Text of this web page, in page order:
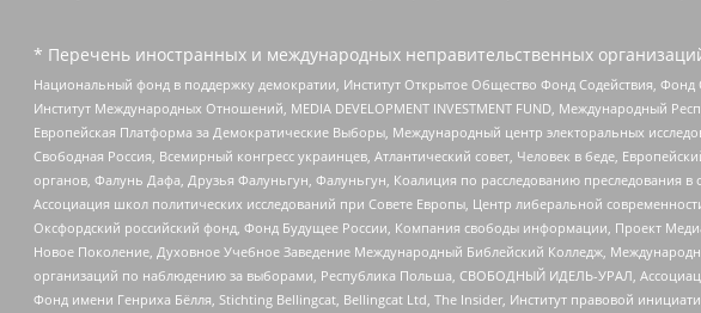
* Перечень иностранных и международных неправительственных
Национальный фонд в поддержку демократии, Институт Открытое Общество Фонд Содействия,
Институт Международных Отношений, MEDIA DEVELOPMENT INVESTMENT FUND, Международный
Европейская Платформа за Демократические Выборы, Международный центр электоральных
Свободная Россия, Всемирный конгресс украинцев, Атлантический совет, Человек в беде,
органов, Фалунь Дафа, Друзья Фалуньгун, Фалуньгун, Коалиция по расследованию преследования
Ассоциация школ политических исследований при Совете Европы, Центр либеральной
Оксфордский российский фонд, Фонд Будущее России, Компания свободы информации, Проект
Новое Поколение, Духовное Учебное Заведение Международный Библейский Колледж,
организаций по наблюдению за выборами, Республика Польша, СВОБОДНЫЙ ИДЕЛЬ-УРАЛ,
Фонд имени Генриха Бёлля, Stichting Bellingcat, Bellingcat Ltd, The Insider, Институт правовой